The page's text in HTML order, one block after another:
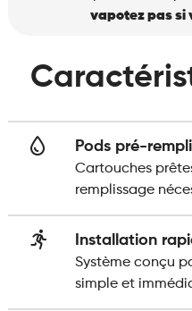
vapotez pas si
Pods pré-
Cartouches
remplissage
Installation
Système conçu
simple et